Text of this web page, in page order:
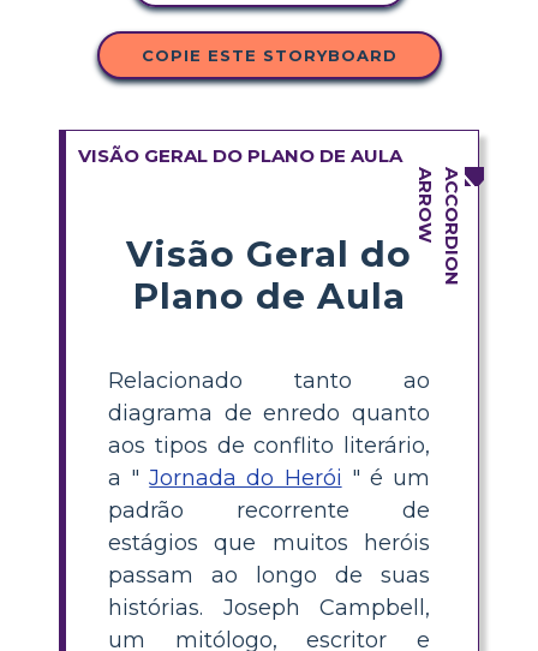
COPIE ESTE STORYBOARD
VISÃO GERAL DO PLANO DE AULA
Visão Geral do
Plano de Aula
Relacionado tanto ao
diagrama de enredo quanto
aos tipos de conflito literário,
a "Jornada do Herói " é um
padrão recorrente de
estágios que muitos heróis
passam ao longo de suas
histórias. Joseph Campbell,
um mitólogo, escritor e